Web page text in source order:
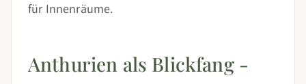
für Innenräume.
Anthurien als Blickfang -